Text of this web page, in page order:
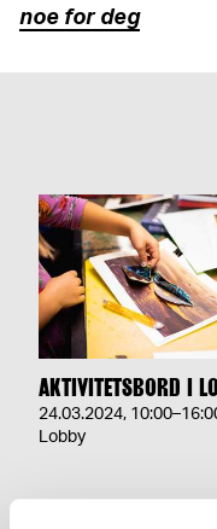
noe for deg
AKTIVITETSBORD I
24.03.2024,
Lobby